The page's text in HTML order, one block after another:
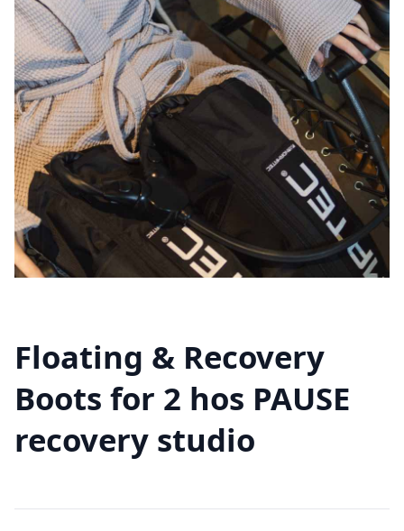
Floating & Recovery
Boots for 2 hos PAUSE
recovery studio